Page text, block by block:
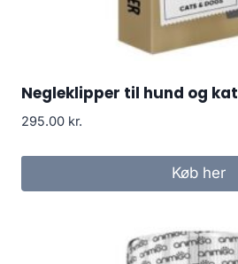
Negleklipper til hund og kat
295.00 kr.
Køb her